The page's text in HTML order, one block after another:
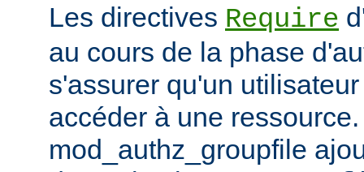
Les directives Require
au cours de la phase
s'assurer qu'un
accéder à une ressource.
mod_authz_groupfile